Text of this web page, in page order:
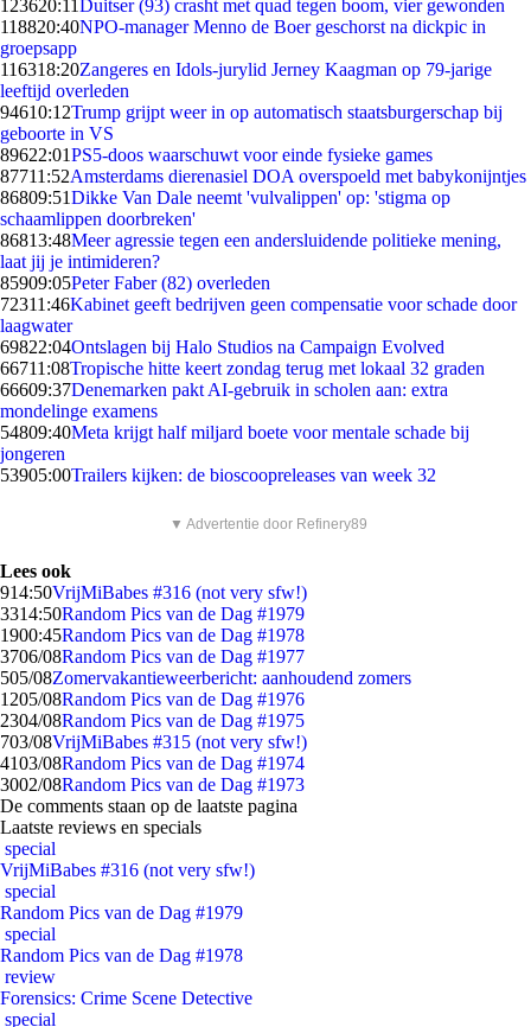
123620:11Duitser (93) crasht met quad tegen boom, vier gewonden
118820:40NPO-manager Menno de Boer geschorst na dickpic in
groepsapp
116318:20Zangeres en Idols-jurylid Jerney Kaagman op 79-jarige
leeftijd overleden
94610:12Trump grijpt weer in op automatisch staatsburgerschap bij
geboorte in VS
89622:01PS5-doos waarschuwt voor einde fysieke games
87711:52Amsterdams dierenasiel DOA overspoeld met babykonijntjes
86809:51Dikke Van Dale neemt 'vulvalippen' op: 'stigma op
schaamlippen doorbreken'
86813:48Meer agressie tegen een andersluidende politieke mening,
laat jij je intimideren?
85909:05Peter Faber (82) overleden
72311:46Kabinet geeft bedrijven geen compensatie voor schade door
laagwater
69822:04Ontslagen bij Halo Studios na Campaign Evolved
66711:08Tropische hitte keert zondag terug met lokaal 32 graden
66609:37Denemarken pakt AI-gebruik in scholen aan: extra
mondelinge examens
54809:40Meta krijgt half miljard boete voor mentale schade bij
jongeren
53905:00Trailers kijken: de bioscoopreleases van week 32
▼ Advertentie door Refinery89
Lees ook
914:50VrijMiBabes #316 (not very sfw!)
3314:50Random Pics van de Dag #1979
1900:45Random Pics van de Dag #1978
3706/08Random Pics van de Dag #1977
505/08Zomervakantieweerbericht: aanhoudend zomers
1205/08Random Pics van de Dag #1976
2304/08Random Pics van de Dag #1975
703/08VrijMiBabes #315 (not very sfw!)
4103/08Random Pics van de Dag #1974
3002/08Random Pics van de Dag #1973
De comments staan op de laatste pagina
Laatste reviews en specials
special
VrijMiBabes #316 (not very sfw!)
special
Random Pics van de Dag #1979
special
Random Pics van de Dag #1978
review
Forensics: Crime Scene Detective
special